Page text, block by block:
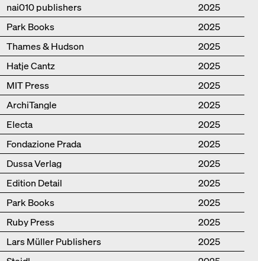
nai010 publishers
2025
Park Books
2025
Thames & Hudson
2025
Hatje Cantz
2025
MIT Press
2025
ArchiTangle
2025
Electa
2025
Fondazione Prada
2025
Dussa Verlag
2025
Edition Detail
2025
Park Books
2025
Ruby Press
2025
Lars Müller Publishers
2025